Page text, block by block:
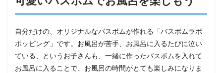
自分だけの、オリジナルなバスボムが作れる「バスボムラボ
ポッピング」です。お風呂が苦手、お風呂に入るたびに泣い
ている、というお子さんも、一緒に作ったバスボムを入れて
お風呂に入ることで、お風呂の時間がとても楽しみになりま